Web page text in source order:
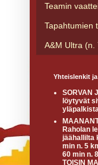
Teamin
Tapahtumien
A&M Ultra (n.
Yhteislenkit
SORVAN
löytyvät
Raholan
jäähallilta
min n. 5
60 min n.
TOISIN